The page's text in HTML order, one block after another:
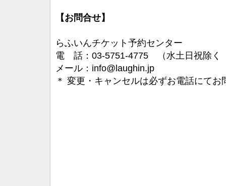
【お問合せ】
らふいんチケット予約センター
電 話：03-5751-4775 （水土日祝除く
メール：info@laughin.jp
＊ 変更・キャンセルは必ずお電話にてお